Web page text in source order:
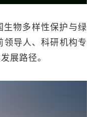
物多样性保护与绿
导人、科研机构专
展路径。